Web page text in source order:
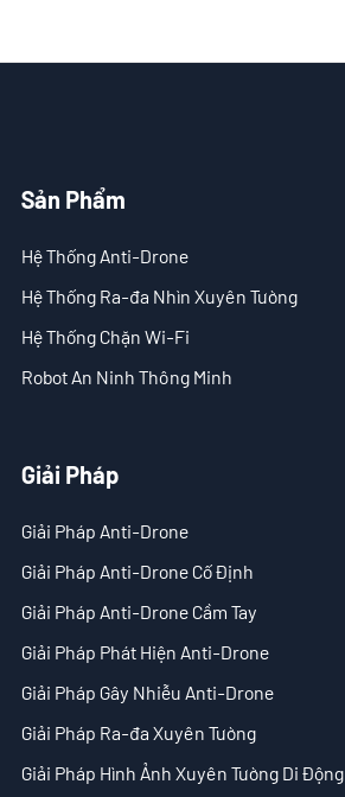
Sản Phẩm
Hệ Thống Anti-Drone
Hệ Thống Ra-đa Nhìn Xuyên Tường
Hệ Thống Chặn Wi-Fi
Robot An Ninh Thông Minh
Giải Pháp
Giải Pháp Anti-Drone
Giải Pháp Anti-Drone Cố Định
Giải Pháp Anti-Drone Cầm Tay
Giải Pháp Phát Hiện Anti-Drone
Giải Pháp Gây Nhiễu Anti-Drone
Giải Pháp Ra-đa Xuyên Tường
Giải Pháp Hình Ảnh Xuyên Tường Di Động